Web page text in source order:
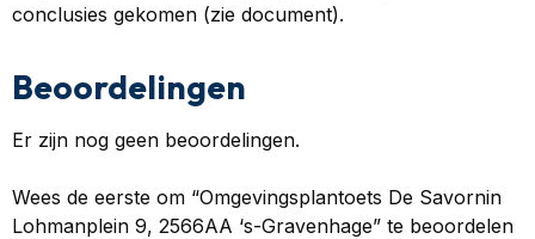
conclusies gekomen (zie document).
Beoordelingen
Er zijn nog geen beoordelingen.
Wees de eerste om “Omgevingsplantoets De Savornin
Lohmanplein 9, 2566AA ‘s-Gravenhage” te beoordelen